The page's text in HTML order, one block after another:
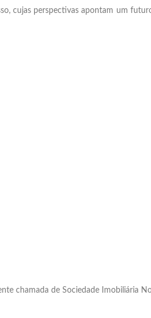
cujas perspectivas apontam um
chamada de Sociedade Imobiliária